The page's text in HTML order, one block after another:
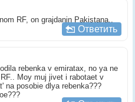
RF, on grajdanin Pakistana..
Ответить
rebenka v emiratax, no ya ne
Moy muj jivet i rabotaet v
na posobie dlya rebenka???